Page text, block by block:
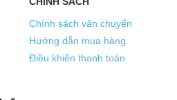
Chính sách vận chuyển
Hướng dẫn mua hàng
Điều khiển thanh toán